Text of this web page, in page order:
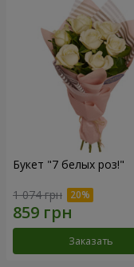
Букет "7 белых роз!"
1 074 грн
Заказать